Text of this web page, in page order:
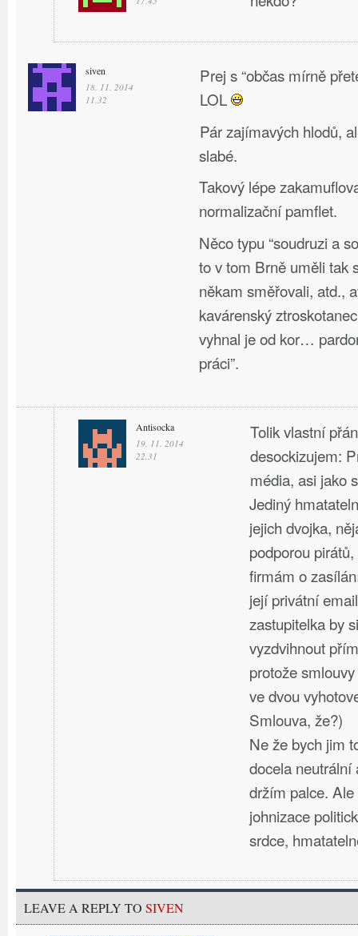
siven
18. 11. 2014
11.32
Prej s “občas mírně
LOL
Pár zajímavých hlodů,
slabé.
Takový lépe
normalizační pamflet.
Něco typu “soudruzi a
to v tom Brně uměli tak
někam směřovali, atd.,
kavárenský
vyhnal je od kor…
práci”.
Antisocka
19. 11. 2014
22.31
Tolik vlastní
desockizujem:
média, asi jako
Jediný
jejich dvojka,
podporou
firmám o
její privátní
zastupitelka by
vyzdvihnout
protože
ve dvou
Smlouva, že?)
Ne že bych jim
docela
držím palce.
johnizace
srdce,
LEAVE A REPLY TO SIVEN